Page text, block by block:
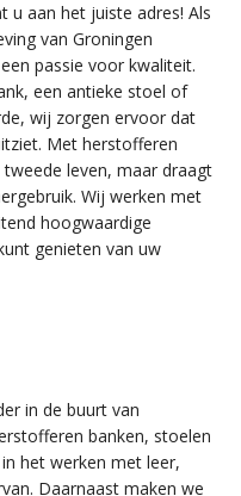
u aan het juiste adres! Als
van Groningen
passie voor kwaliteit.
een antieke stoel of
wij zorgen ervoor dat
Met herstofferen
leven, maar draagt
Wij werken met
hoogwaardige
genieten van uw
in de buurt van
banken, stoelen
het werken met leer,
Daarnaast maken we